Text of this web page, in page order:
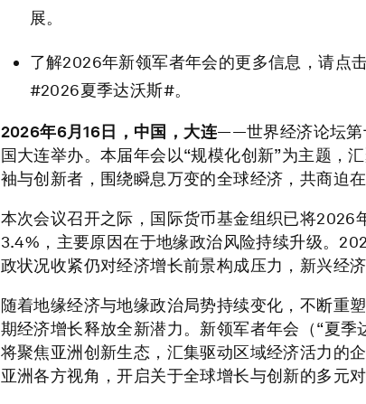
展。
了解2026年新领军者年会的更多信息，请点
#2026夏季达沃斯#。
2026年6月16日，中国，大连——世界经济论坛第
国大连举办。本届年会以“规模化创新”为主题，
袖与创新者，围绕瞬息万变的全球经济，共商迫
本次会议召开之际，国际货币基金组织已将2026
3.4%，主要原因在于地缘政治风险持续升级。
政状况收紧仍对经济增长前景构成压力，新兴经济
随着地缘经济与地缘政治局势持续变化，不断重
期经济增长释放全新潜力。新领军者年会（“夏
将聚焦亚洲创新生态，汇集驱动区域经济活力的
亚洲各方视角，开启关于全球增长与创新的多元对